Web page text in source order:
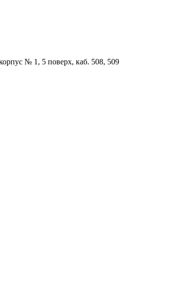
№ 1, 5 поверх, каб. 508, 509